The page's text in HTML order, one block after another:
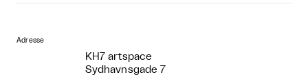
Adresse
KH7 artspace
Sydhavnsgade 7